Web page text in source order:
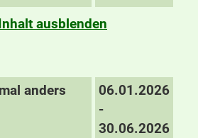
ausblenden
anders
06.01.2026
-
30.06.2026